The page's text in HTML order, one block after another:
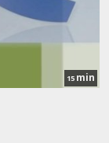
15 min